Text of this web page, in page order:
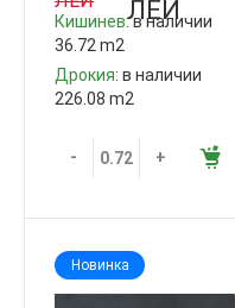
ЛЕЙ
Кишинев: в наличии
36.72 m2
Дрокия: в наличии
226.08 m2
- +
Новинка